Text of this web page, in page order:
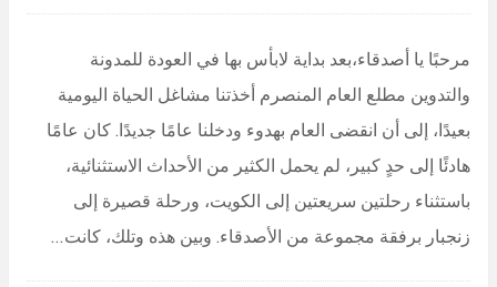
مرحبًا يا أصدقاء،بعد بداية لابأس بها في العودة للمدونة
والتدوين مطلع العام المنصرم أخذتنا مشاغل الحياة اليومية
بعيدًا، إلى أن انقضى العام بهدوء ودخلنا عامًا جديدًا. كان عامًا
هادئًا إلى حدٍ كبير، لم يحمل الكثير من الأحداث الاستثنائية،
باستثناء رحلتين سريعتين إلى الكويت، ورحلة قصيرة إلى
زنجبار برفقة مجموعة من الأصدقاء. وبين هذه وتلك، كانت…